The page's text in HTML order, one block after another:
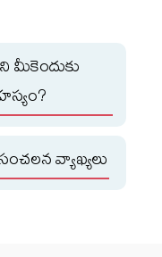
వ్యాఖ్యలు